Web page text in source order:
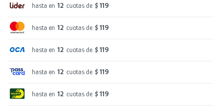
hasta en 12 cuotas de $ 119
hasta en 12 cuotas de $ 119
hasta en 12 cuotas de $ 119
hasta en 12 cuotas de $ 119
hasta en 12 cuotas de $ 119